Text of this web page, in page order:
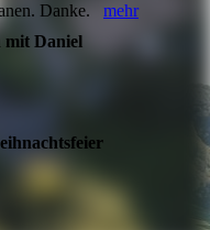
Danke. mehr
mit Daniel